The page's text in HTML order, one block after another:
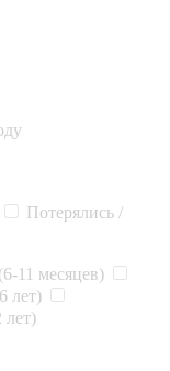
Потерялись /
11 месяцев)
лет)